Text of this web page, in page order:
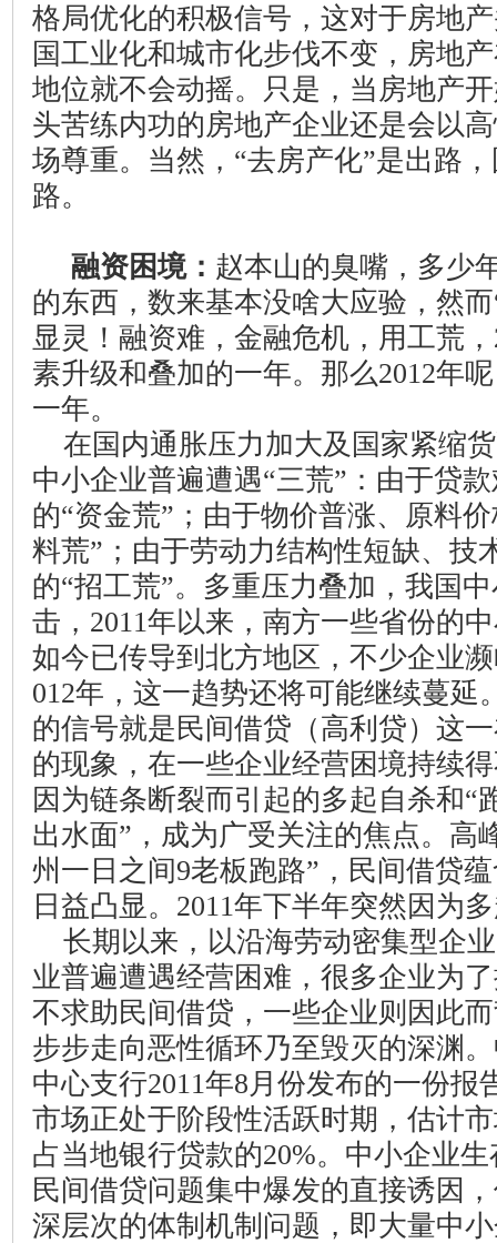
格局优化的积极信号，这对于房地
国工业化和城市化步伐不变，房地
地位就不会动摇。只是，当房地产
头苦练内功的房地产企业还是会以
场尊重。当然，“去房产化”是出路
路。
融资困境： 赵本山的臭嘴，多少
的东西，数来基本没啥大应验，然
显灵！融资难，金融危机，用工荒，
素升级和叠加的一年。那么2012年
一年。
在国内通胀压力加大及国家紧缩
中小企业普遍遭遇“三荒”：由于贷
的“资金荒”；由于物价普涨、原料
料荒”；由于劳动力结构性短缺、技
的“招工荒”。多重压力叠加，我国
击， 2011年以来，南方一些省份的
如今已传导到北方地区，不少企业
012年，这一趋势还将可能继续蔓延
的信号就是民间借贷（高利贷）这
的现象，在一些企业经营困境持续
因为链条断裂而引起的多起自杀和“
出水面”，成为广受关注的焦点。高
州一日之间9老板跑路”，民间借贷
日益凸显。 2011年下半年突然因为
长期以来，以沿海劳动密集型企
业普遍遭遇经营困难，很多企业为
不求助民间借贷，一些企业则因此
步步走向恶性循环乃至毁灭的深渊
中心支行2011年8月份发布的一份报
市场正处于阶段性活跃时期，估计
占当地银行贷款的20%。中小企业
民间借贷问题集中爆发的直接诱因
深层次的体制机制问题，即大量中